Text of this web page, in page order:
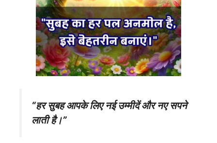
“हर सुबह आपके लिए नई उम्मीदें और नए सपने
लाती है।”